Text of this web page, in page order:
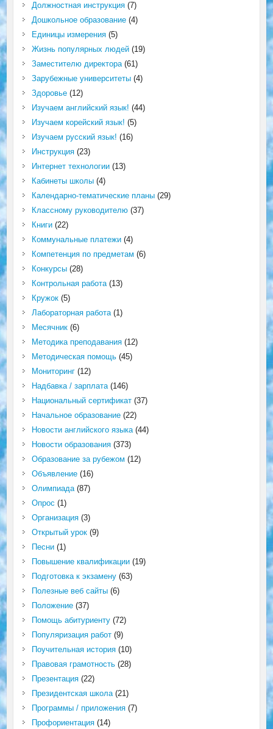
Должностная инструкция(7)
Дошкольное образование(4)
Единицы измерения(5)
Жизнь популярных людей(19)
Заместителю директора(61)
Зарубежные университеты(4)
Здоровье(12)
Изучаем английский язык! (44)
Изучаем корейский язык! (5)
Изучаем русский язык! (16)
Инструкция(23)
Интернет технологии(13)
Кабинеты школы(4)
Календарно-тематические планы(29)
Классному руководителю(37)
Книги(22)
Коммунальные платежи(4)
Компетенция по предметам (6)
Конкурсы(28)
Контрольная работа(13)
Кружок(5)
Лабораторная работа(1)
Месячник(6)
Методика преподавания(12)
Методическая помощь(45)
Мониторинг(12)
Надбавка / зарплата(146)
Национальный сертификат(37)
Начальное образование(22)
Новости английского языка(44)
Новости образования(373)
Образование за рубежом (12)
Объявление(16)
Олимпиада(87)
Опрос (1)
Организация(3)
Открытый урок(9)
Песни(1)
Повышение квалификации(19)
Подготовка к экзамену(63)
Полезные веб сайты(6)
Положение(37)
Помощь абитуриенту(72)
Популяризация работ(9)
Поучительная история(10)
Правовая грамотность(28)
Презентация(22)
Президентская школа(21)
Программы / приложения(7)
Профориентация(14)